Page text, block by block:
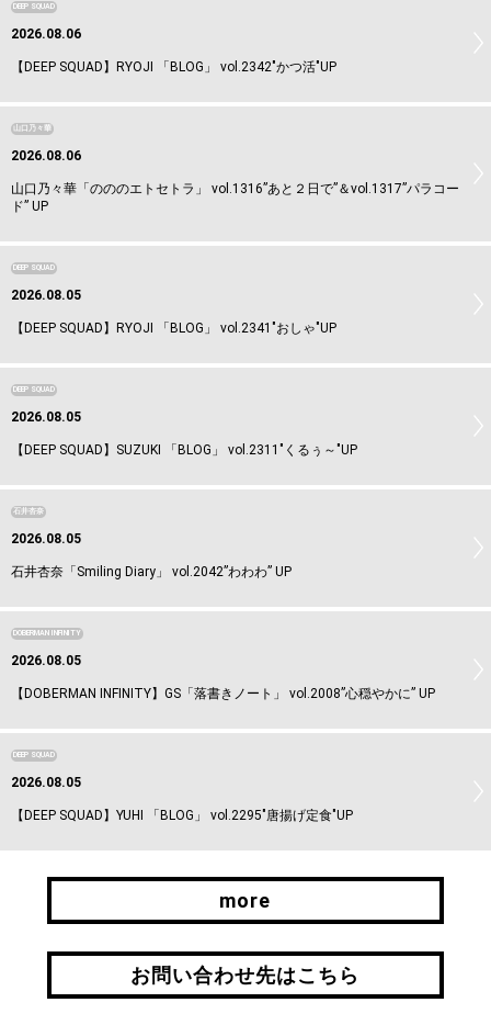
DEEP SQUAD
2026.08.06
【DEEP SQUAD】RYOJI 「BLOG」 vol.2342"かつ活"UP
山口乃々華
2026.08.06
山口乃々華「のののエトセトラ」 vol.1316”あと２日で”＆vol.1317”パラコー
ド” UP
DEEP SQUAD
2026.08.05
【DEEP SQUAD】RYOJI 「BLOG」 vol.2341"おしゃ"UP
DEEP SQUAD
2026.08.05
【DEEP SQUAD】SUZUKI 「BLOG」 vol.2311"くるぅ～"UP
石井杏奈
2026.08.05
石井杏奈「Smiling Diary」 vol.2042”わわわ” UP
DOBERMAN INFINITY
2026.08.05
【DOBERMAN INFINITY】GS「落書きノート」 vol.2008”心穏やかに” UP
DEEP SQUAD
2026.08.05
【DEEP SQUAD】YUHI 「BLOG」 vol.2295"唐揚げ定食"UP
more
more
お問い合わせ先はこちら
お問い合わせ先はこちら
引継ぎはこちら